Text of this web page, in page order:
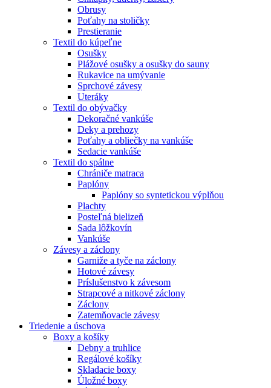
Obrusy
Poťahy na stoličky
Prestieranie
Textil do kúpeľne
Osušky
Plážové osušky a osušky do sauny
Rukavice na umývanie
Sprchové závesy
Uteráky
Textil do obývačky
Dekoračné vankúše
Deky a prehozy
Poťahy a obliečky na vankúše
Sedacie vankúše
Textil do spálne
Chrániče matraca
Paplóny
Paplóny so syntetickou výplňou
Plachty
Posteľná bielizeň
Sada lôžkovín
Vankúše
Závesy a záclony
Garniže a tyče na záclony
Hotové závesy
Príslušenstvo k závesom
Strapcové a nitkové záclony
Záclony
Zatemňovacie závesy
Triedenie a úschova
Boxy a košíky
Debny a truhlice
Regálové košíky
Skladacie boxy
Úložné boxy